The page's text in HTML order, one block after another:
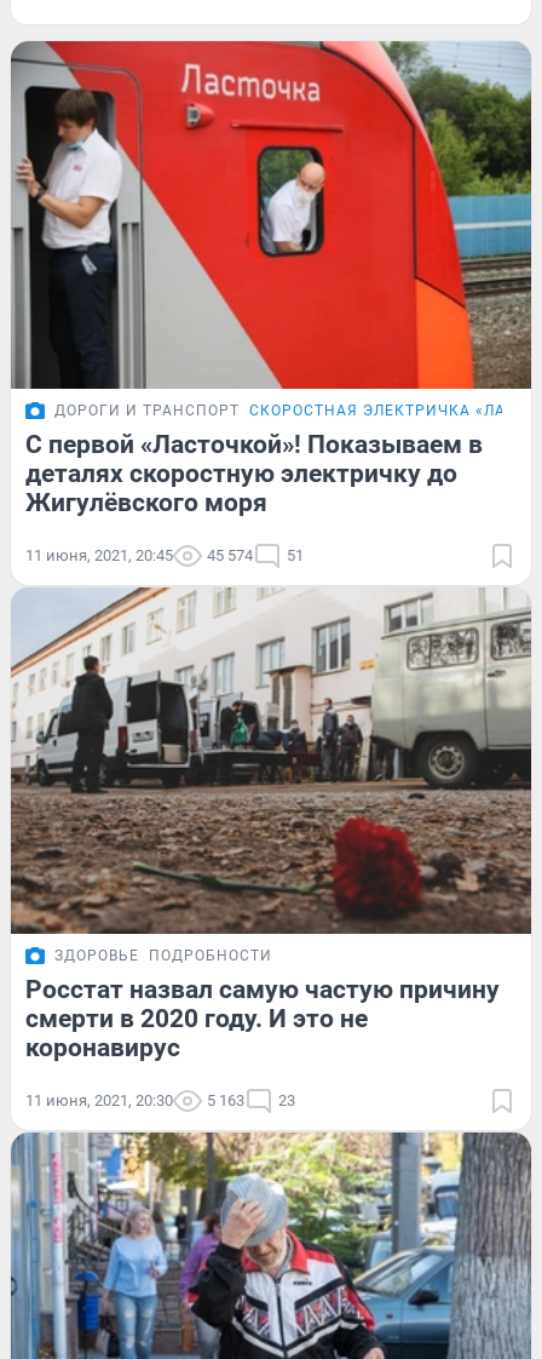
ДОРОГИ И ТРАНСПОРТ СКОРОСТНАЯ ЭЛЕКТРИЧКА
С первой «Ласточкой»! Показываем в
деталях скоростную электричку до
Жигулёвского моря
11 июня, 2021, 20:45 45 574 51
ЗДОРОВЬЕ ПОДРОБНОСТИ
Росстат назвал самую частую причину
смерти в 2020 году. И это не
коронавирус
11 июня, 2021, 20:30 5 163 23